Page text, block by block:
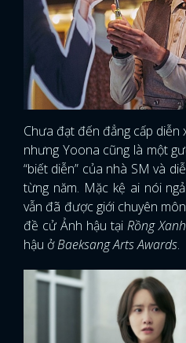
Chưa đạt đến đẳng cấp diễn
nhưng Yoona cũng là một
“biết diễn” của nhà SM và
từng năm. Mặc kệ ai nói
vẫn đã được giới chuyên
đề cử Ảnh hậu tại Rồng Xanh
hậu ởBaeksang Arts Awards.